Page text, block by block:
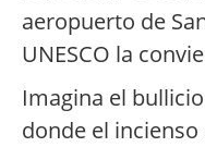
aeropuerto de
UNESCO la
Imagina el
donde el